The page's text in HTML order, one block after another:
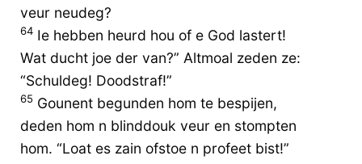
veur neudeg?
64 Ie hebben heurd hou of e God lastert!
Wat ducht joe der van?” Altmoal zeden ze:
“Schuldeg! Doodstraf!”
65 Gounent begunden hom te bespijen,
deden hom n blinddouk veur en stompten
hom. “Loat es zain ofstoe n profeet bist!”